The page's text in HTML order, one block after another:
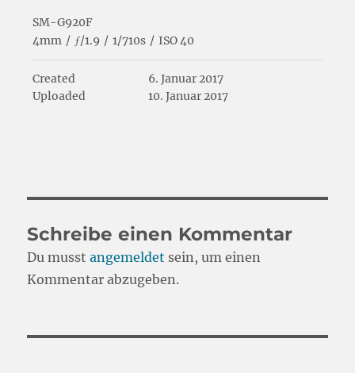
SM-G920F
4mm / ƒ/1.9 / 1/710s / ISO 40
Created
6. Januar 2017
Uploaded
10. Januar 2017
Schreibe einen Kommentar
Du musstangemeldet sein, um einen
Kommentar abzugeben.